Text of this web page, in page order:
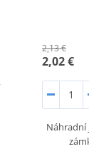
2,13 €
2,02 €